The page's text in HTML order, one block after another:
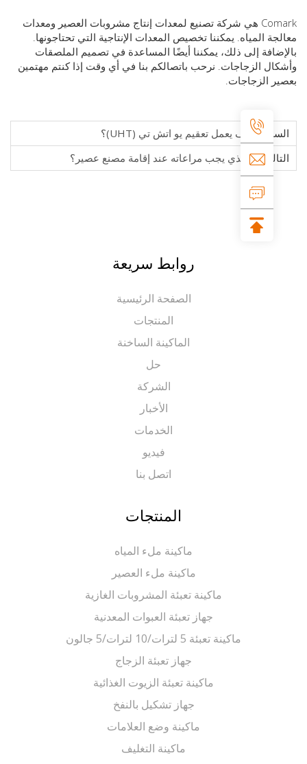
Comark هي شركة تصنيع لمعدات إنتاج مشروبات العصير ومعدات
المياه. يمكننا تخصيص المعدات الإنتاجية التي تحتاجونها.
إلى ذلك، يمكننا أيضًا المساعدة في تصميم الملصقات
الزجاجات. نرحب باتصالكم بنا في أي وقت إذا كنتم مهتمين
الزجاجات.
كيف يعمل تعقيم يو اتش تي (UHT)؟
ما الذي يجب مراعاته عند إقامة مصنع عصير؟
روابط سريعة
الصفحة الرئيسية
المنتجات
الماكينة الساخنة
الشركة
الخدمات
اتصل بنا
المنتجات
ماكينة ملء المياه
ماكينة ملء العصير
ماكينة تعبئة المشروبات الغازية
جهاز تعبئة العبوات المعدنية
ماكينة تعبئة 5 لترات/10 لترات/5 جالون
جهاز تعبئة الزجاج
ماكينة تعبئة الزيوت الغذائية
جهاز تشكيل بالنفخ
ماكينة وضع العلامات
ماكينة التغليف